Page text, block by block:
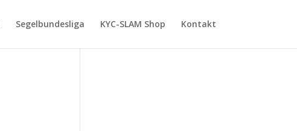
Segelbundesliga KYC-SLAM Shop Kontakt